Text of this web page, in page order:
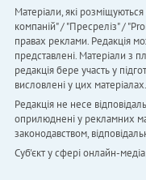
Матеріали, які
компаній" / "Пресреліз" /
правах реклами. Редакція
представлені. Матеріали
редакція бере участь у
висловлені у цих матеріалах.
Редакція не несе
оприлюднені у рекламних
законодавством,
Cуб'єкт у сфері онлайн-